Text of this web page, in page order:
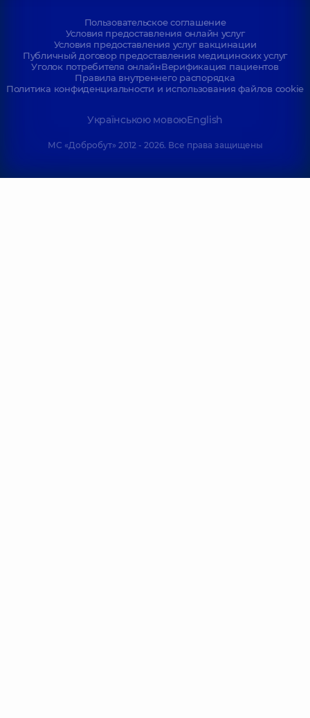
Пользовательское соглашение
Условия предоставления онлайн услуг
Условия предоставления услуг вакцинации
Публичный договор предоставления медицинских услуг
Уголок потребителя онлайнВерификация пациентов
Правила внутреннего распорядка
Политика конфиденциальности и использования файлов cookie
Українською мовоюEnglish
МС «Добробут» 2012 - 2026. Все права защищены